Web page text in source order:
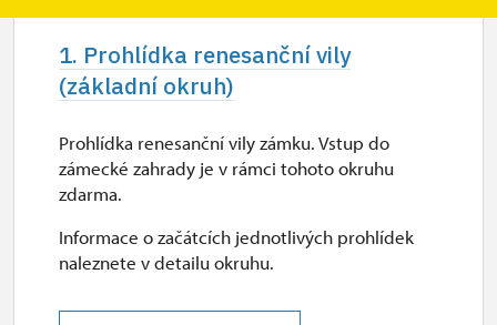
1. Prohlídka renesanční vily
(základní okruh)
Prohlídka renesanční vily zámku. Vstup do
zámecké zahrady je v rámci tohoto okruhu
zdarma.
Informace o začátcích jednotlivých prohlídek
naleznete v detailu okruhu.